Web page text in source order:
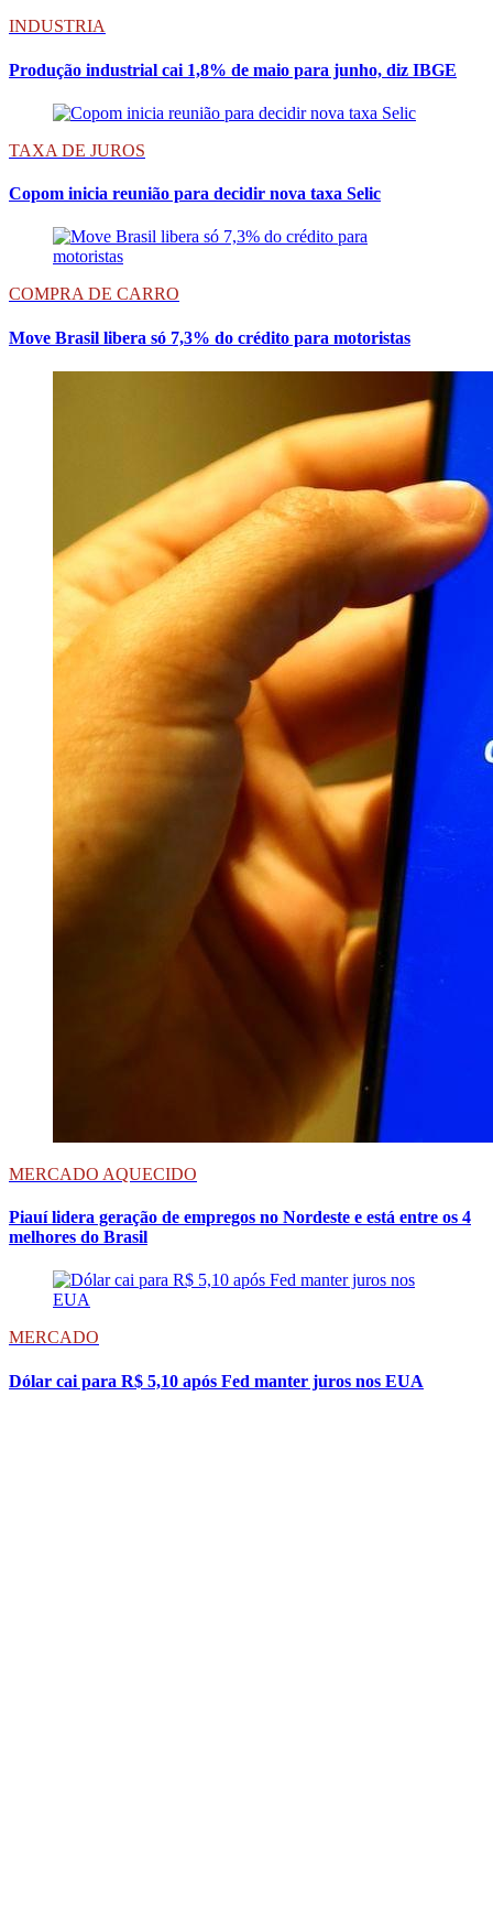
INDUSTRIA
Produção industrial cai 1,8% de maio para junho, diz IBGE
TAXA DE JUROS
Copom inicia reunião para decidir nova taxa Selic
COMPRA DE CARRO
Move Brasil libera só 7,3% do crédito para motoristas
MERCADO AQUECIDO
Piauí lidera geração de empregos no Nordeste e está entre os 4
melhores do Brasil
MERCADO
Dólar cai para R$ 5,10 após Fed manter juros nos EUA